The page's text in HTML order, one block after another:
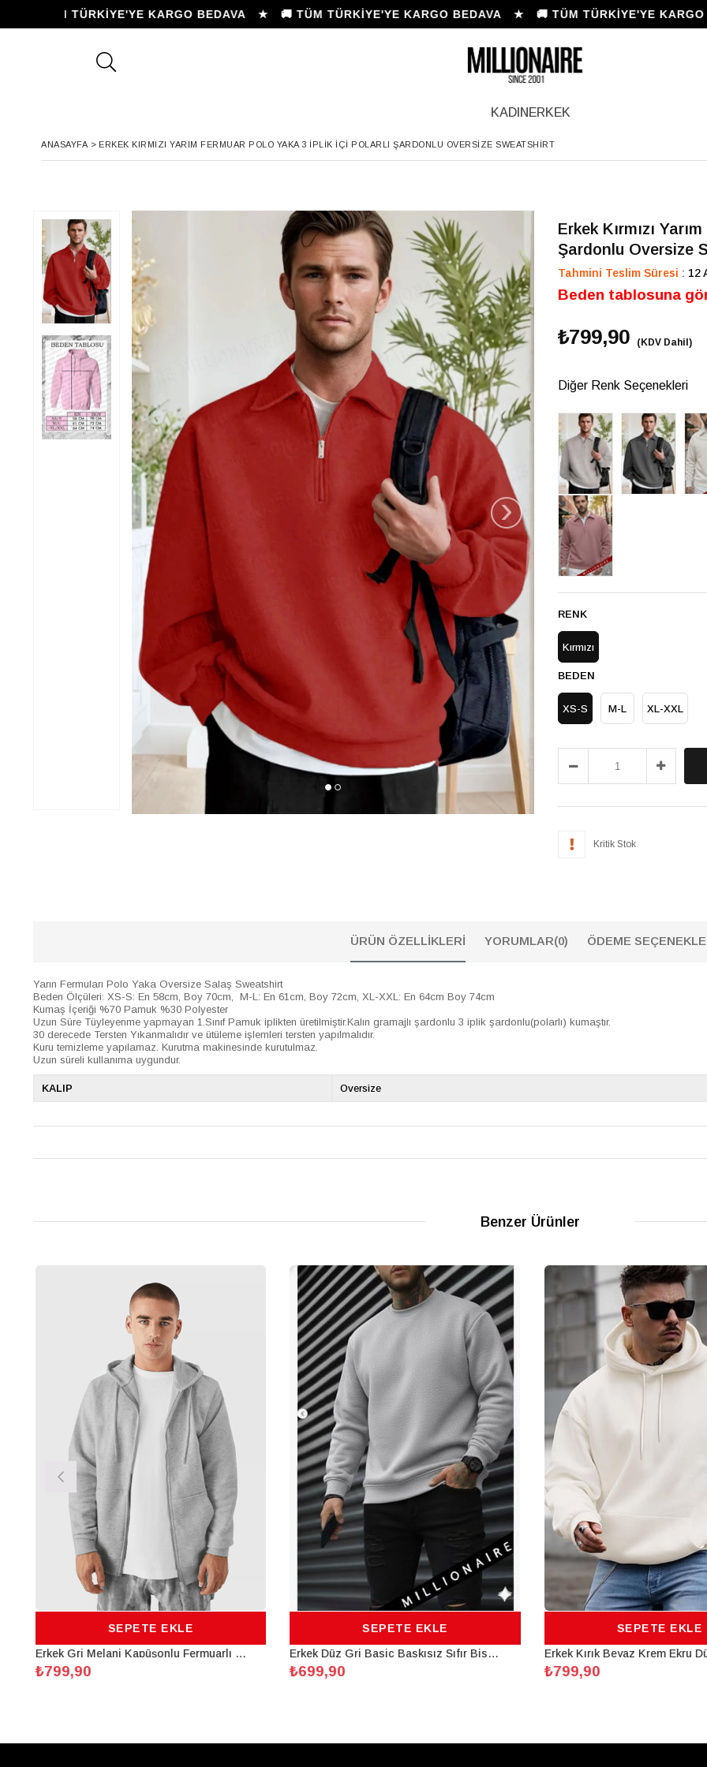
TÜM TÜRKİYE'YE KARGO BEDAVA ★ 🚚 TÜM TÜRKİYE'YE KARGO BEDAVA ★ 🚚 TÜM TÜRKİYE'YE KARGO
KADIN ERKEK
ANASAYFA > ERKEK KIRMIZI YARIM FERMUAR POLO YAKA 3 İPLIK İÇI POLARLI ŞARDONLU OVERSIZE SWEATSHIRT
›
Erkek Kırmızı
Şardonlu Oversize
Tahmini Teslim Süresi : 12
Beden tablosuna
₺799,90 (KDV Dahil)
Diğer Renk Seçenekleri
RENK
Kırmızı
BEDEN
XS-S M-L XL-XXL
Kritik Stok
ÜRÜN ÖZELLIKLERI YORUMLAR(0) ÖDEME
Yarın Fermuları Polo Yaka Oversize Salaş Sweatshirt
Beden Ölçüleri: XS-S: En 58cm, Boy 70cm, M-L: En 61cm, Boy 72cm, XL-XXL: En 64cm Boy 74cm
Kumaş İçeriği %70 Pamuk %30 Polyester
Uzun Süre Tüyleyenme yapmayan 1.Sınıf Pamuk iplikten üretilmiştir.Kalın gramajlı şardonlu 3 iplik şardonlu(polarlı) kumaştır.
30 derecede Tersten Yıkanmalıdır ve ütüleme işlemleri tersten yapılmalıdır.
Kuru temizleme yapılamaz. Kurutma makinesinde kurutulmaz.
Uzun süreli kullanıma uygundur.
KALIP Oversize
Benzer Ürünler
SEPETE EKLE
Erkek Gri Melanj Kapüşonlu Fermuarlı 3 Üç İplik Polar Kanguru Oversize Sweatshirt Zip Up Hoodie
₺799,90
SEPETE EKLE
Erkek Düz Gri Basic Baskısız Sıfır Bisiklet Yaka Oversize Salaş Sweatshirt Sweat
₺699,90
SEPETE EKLE
₺799,90